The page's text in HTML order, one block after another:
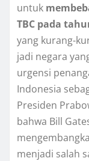
untuk
TBC pada
yang kurang-
jadi negara
urgensi
Indonesia
Presiden
bahwa Bill
menjadi salah